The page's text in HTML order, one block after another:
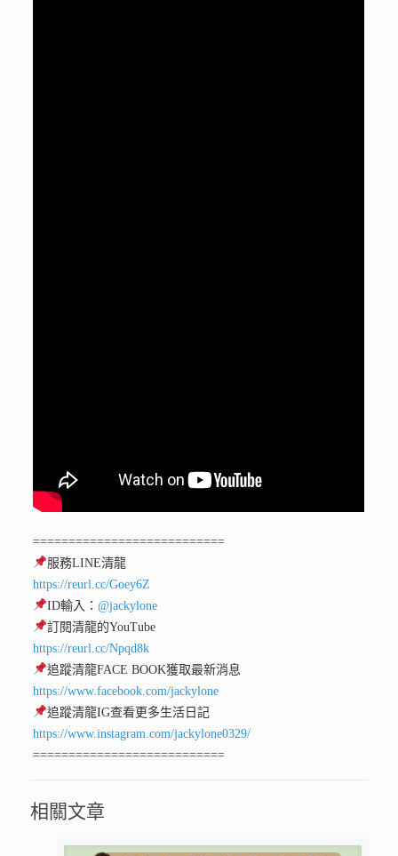
===========================
服務LINE清龍
https://reurl.cc/Goey6Z
ID輸入：@jackylone
訂閱清龍的YouTube
https://reurl.cc/Npqd8k
追蹤清龍FACE BOOK獲取最新消息
https://www.facebook.com/jackylone
追蹤清龍IG查看更多生活日記
https://www.instagram.com/jackylone0329/
===========================
相關文章